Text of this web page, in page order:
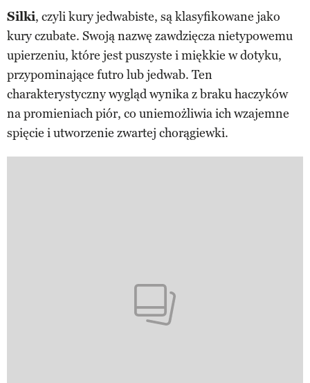
Silki, czyli kury jedwabiste, są klasyfikowane jako
kury czubate. Swoją nazwę zawdzięcza nietypowemu
upierzeniu, które jest puszyste i miękkie w dotyku,
przypominające futro lub jedwab. Ten
charakterystyczny wygląd wynika z braku haczyków
na promieniach piór, co uniemożliwia ich wzajemne
spięcie i utworzenie zwartej chorągiewki.